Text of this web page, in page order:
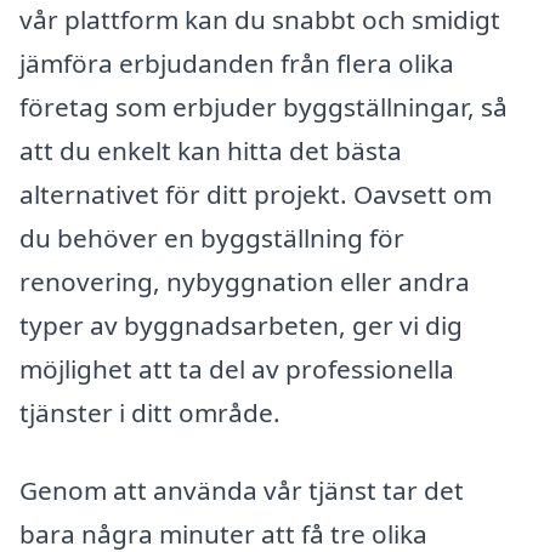
vår plattform kan du snabbt och smidigt
jämföra erbjudanden från flera olika
företag som erbjuder byggställningar, så
att du enkelt kan hitta det bästa
alternativet för ditt projekt. Oavsett om
du behöver en byggställning för
renovering, nybyggnation eller andra
typer av byggnadsarbeten, ger vi dig
möjlighet att ta del av professionella
tjänster i ditt område.
Genom att använda vår tjänst tar det
bara några minuter att få tre olika